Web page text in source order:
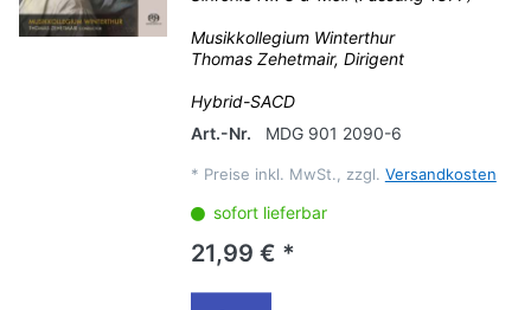
Musikkollegium Winterthur
Thomas Zehetmair, Dirigent
Hybrid-SACD
Art.-Nr.
MDG 901 2090-6
* Preise inkl. MwSt., zzgl. Versandkosten
sofort lieferbar
21,99 € *